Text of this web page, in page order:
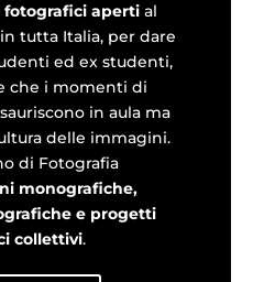
apertial
tutta Italia, per dare
ed ex studenti,
che i momenti di
in aula ma
delle immagini.
di Fotografia
monografiche,
e progetti
collettivi.